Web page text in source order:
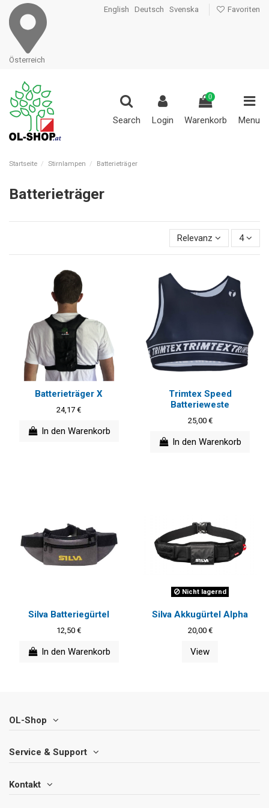
Österreich
English Deutsch Svenska Favoriten
Search Login
0
Warenkorb Menu
Startseite Stirnlampen Batterieträger
Batterieträger
Relevanz 4
Batterieträger X
24,17 €
In den Warenkorb
Trimtex Speed
Batterieweste
25,00 €
In den Warenkorb
Silva Batteriegürtel
12,50 €
In den Warenkorb
Nicht lagernd
Silva Akkugürtel Alpha
20,00 €
View
OL-Shop
Service & Support
Kontakt